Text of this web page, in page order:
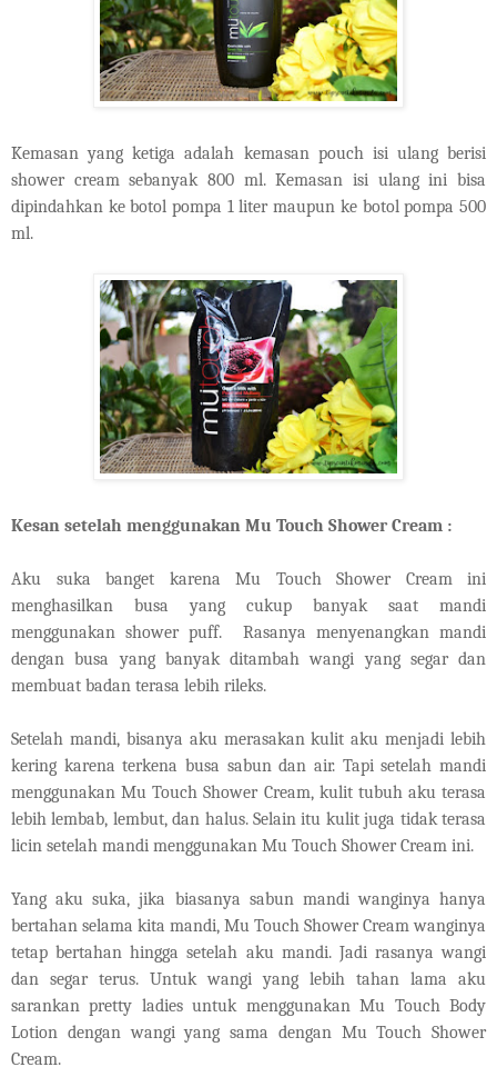
Kemasan yang ketiga adalah kemasan pouch isi ulang berisi
shower cream sebanyak 800 ml. Kemasan isi ulang ini bisa
dipindahkan ke botol pompa 1 liter maupun ke botol pompa 500
ml.
Kesan setelah menggunakan Mu Touch Shower Cream :
Aku suka banget karena Mu Touch Shower Cream ini
menghasilkan busa yang cukup banyak saat mandi
menggunakan shower puff. Rasanya menyenangkan mandi
dengan busa yang banyak ditambah wangi yang segar dan
membuat badan terasa lebih rileks.
Setelah mandi, bisanya aku merasakan kulit aku menjadi lebih
kering karena terkena busa sabun dan air. Tapi setelah mandi
menggunakan Mu Touch Shower Cream, kulit tubuh aku terasa
lebih lembab, lembut, dan halus. Selain itu kulit juga tidak terasa
licin setelah mandi menggunakan Mu Touch Shower Cream ini.
Yang aku suka, jika biasanya sabun mandi wanginya hanya
bertahan selama kita mandi, Mu Touch Shower Cream wanginya
tetap bertahan hingga setelah aku mandi. Jadi rasanya wangi
dan segar terus. Untuk wangi yang lebih tahan lama aku
sarankan pretty ladies untuk menggunakan Mu Touch Body
Lotion dengan wangi yang sama dengan Mu Touch Shower
Cream.